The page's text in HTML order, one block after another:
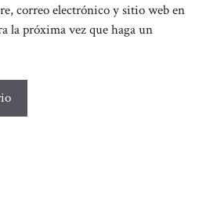
correo electrónico y sitio web en
la próxima vez que haga un